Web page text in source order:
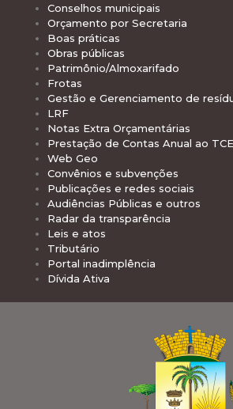
Conselhos municipais
Orçamento por Secretaria
Boas práticas
Obras públicas
Patrimônio/Almoxarifado
Frotas
Gestão e Gerenciamento de
LRF
Notas Extra Orçamentárias
Prestação de Contas Anual ao
Web Geo
Convênios e subvenções
Publicações e redes sociais
Audiências Públicas e outros
Radar da transparência
Leis e atos
Tributário
Portal inadimplência
Dívida Ativa